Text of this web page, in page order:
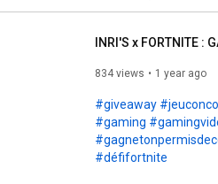
834 views 1 year ago
#giveaway
#gaming
#défifortnite